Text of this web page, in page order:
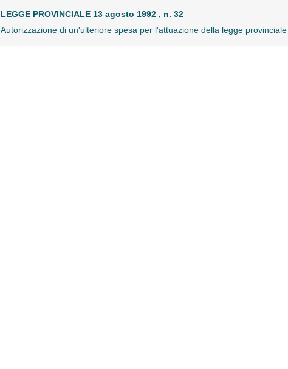
LEGGE PROVINCIALE 13 agosto 1992 , n. 32
Autorizzazione di un'ulteriore spesa per l'attuazione della legge